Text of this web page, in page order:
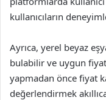
kullanıcıların
Ayrıca, yerel beyaz
bulabilir ve uygun
yapmadan önce fiyat
değerlendirmek